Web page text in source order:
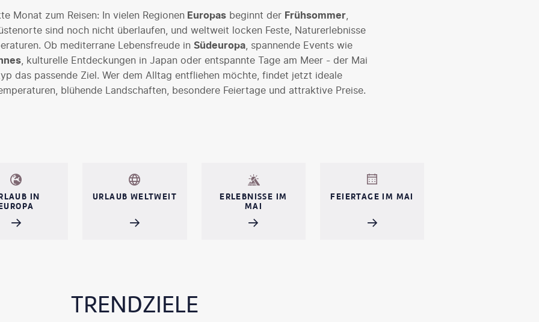
Monat zum Reisen: In vielen Regionen Europasbeginnt der Frühsommer,
sind noch nicht überlaufen, und weltweit locken Feste, Naturerlebnisse
Ob mediterrane Lebensfreude in Südeuropa, spannende Events wie
, kulturelle Entdeckungen in Japan oder entspannte Tage am Meer - der Mai
das passende Ziel. Wer dem Alltag entfliehen möchte, findet jetzt ideale
blühende Landschaften, besondere Feiertage und attraktive Preise.
IN
URLAUB WELTWEIT
ERLEBNISSE IM
MAI
FEIERTAGE IM MAI
TRENDZIELE